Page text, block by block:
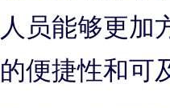
人员能够更加
的便捷性和可